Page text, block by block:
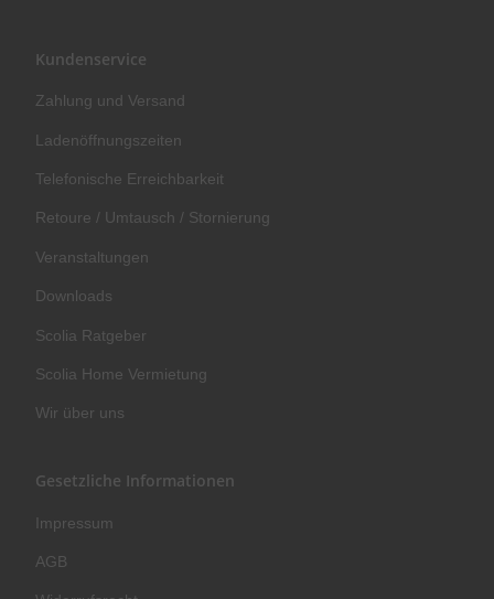
Kundenservice
Zahlung und Versand
Ladenöffnungszeiten
Telefonische Erreichbarkeit
Retoure / Umtausch / Stornierung
Veranstaltungen
Downloads
Scolia Ratgeber
Scolia Home Vermietung
Wir über uns
Gesetzliche Informationen
Impressum
AGB